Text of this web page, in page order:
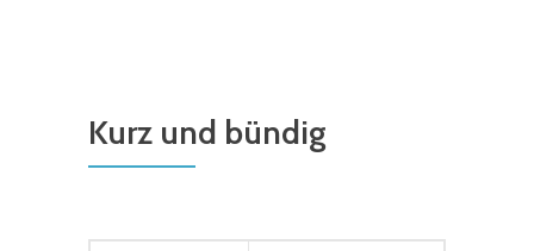
Kurz und bündig